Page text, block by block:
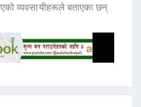
व्यवसायीहरूले बताएका छन्